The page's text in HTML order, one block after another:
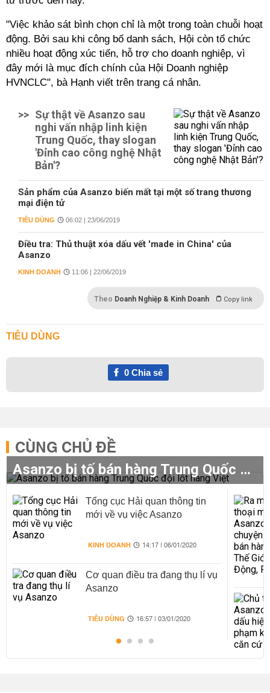
"Việc khảo sát bình chọn chỉ là một trong toàn chuỗi hoạt
động. Bởi sau khi công bố danh sách, Hội còn tổ chức
nhiều hoạt động xúc tiến, hỗ trợ cho doanh nghiệp, vì
đây mới là mục đích chính của Hội Doanh nghiệp
HVNCLC", bà Hạnh viết trên trang cá nhân.
>> Sự thật về Asanzo sau
nghi vấn nhập linh kiện
Trung Quốc, thay slogan
'Đỉnh cao công nghệ Nhật
Bản'?
Sản phẩm của Asanzo biến mất tại một số trang thương
mại điện tử
TIÊU DÙNG 06:02 | 23/06/2019
Điều tra: Thủ thuật xóa dấu vết 'made in China' của
Asanzo
KINH DOANH 11:06 | 22/06/2019
Theo Doanh Nghiệp & Kinh Doanh Copy link
TIÊU DÙNG
0Chia sẻ
CÙNG CHỦ ĐỀ
Asanzo bị tố bán hàng Trung Quốc đội lốt hàng Việt
Tổng cục Hải quan thông tin
mới về vụ việc Asanzo
KINH DOANH 14:17 | 06/01/2020
Cơ quan điều tra đang thụ lí vụ
Asanzo
TIÊU DÙNG 16:57 | 03/01/2020